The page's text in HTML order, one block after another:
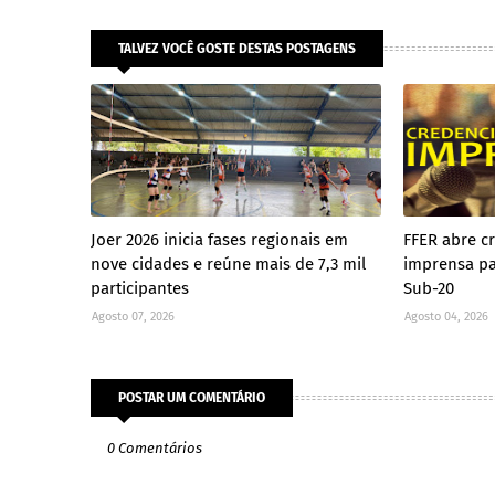
TALVEZ VOCÊ GOSTE DESTAS POSTAGENS
Joer 2026 inicia fases regionais em
nove cidades e reúne mais de 7,3 mil
participantes
Agosto 07, 2026
FFER abre
imprensa
Sub-20
Agosto 04, 2026
POSTAR UM COMENTÁRIO
0 Comentários